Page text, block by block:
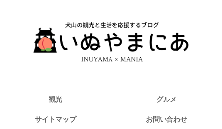
観光 グルメ
サイトマップ お問い合わせ